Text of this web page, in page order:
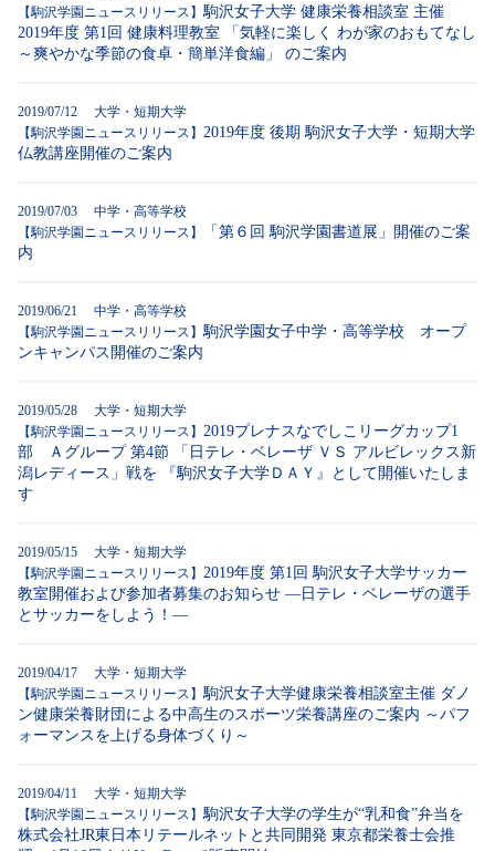
【駒沢学園ニュースリリース】駒沢女子大学 健康栄養相談室 主催
2019年度 第1回 健康料理教室 「気軽に楽しく わが家のおもてなし
～爽やかな季節の食卓・簡単洋食編」 のご案内
2019/07/12 大学・短期大学
【駒沢学園ニュースリリース】 2019年度 後期 駒沢女子大学・短期大学
仏教講座開催のご案内
2019/07/03 中学・高等学校
【駒沢学園ニュースリリース】
「第６回 駒沢学園書道展」開催のご案
内
2019/06/21 中学・高等学校
【駒沢学園ニュースリリース】駒沢学園女子中学・高等学校 オープ
ンキャンパス開催のご案内
2019/05/28 大学・短期大学
【駒沢学園ニュースリリース】 2019プレナスなでしこリーグカップ1
部 Ａグループ 第4節 「日テレ・ベレーザ ＶＳ アルビレックス新
潟レディース」戦を 『駒沢女子大学ＤＡＹ』として開催いたしま
す
2019/05/15 大学・短期大学
【駒沢学園ニュースリリース】 2019年度 第1回 駒沢女子大学サッカー
教室開催および参加者募集のお知らせ ―日テレ・ベレーザの選手
とサッカーをしよう！―
2019/04/17 大学・短期大学
【駒沢学園ニュースリリース】駒沢女子大学健康栄養相談室主催 ダノ
ン健康栄養財団による中高生のスポーツ栄養講座のご案内 ～パフ
ォーマンスを上げる身体づくり～
2019/04/11 大学・短期大学
【駒沢学園ニュースリリース】駒沢女子大学の学生が“乳和食”弁当を
株式会社JR東日本リテールネットと共同開発 東京都栄養士会推